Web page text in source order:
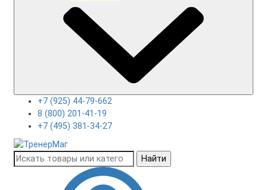
+7 (925) 44-79-662
8 (800) 201-41-19
+7 (495) 381-34-27
Найти